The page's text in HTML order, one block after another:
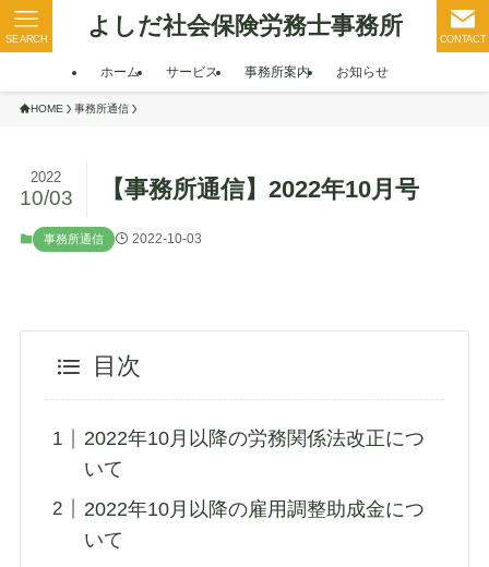
よしだ社会保険労務士事務所 CONTACT
SEARCH
ホーム サービス 事務所案内 お知らせ
HOME 事務所通信
【事務所通信】2022年10月号
2022
10/03
事務所通信 2022-10-03
目次
2022年10月以降の労務関係法改正につ
いて
2022年10月以降の雇用調整助成金につ
いて